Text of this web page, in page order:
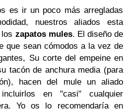
es ir un poco más arregladas
nuestros aliados esta
zapatos mules. El diseño de
que sean cómodos a la vez de
Su corte del empeine en
tacón de anchura media (para
hacen del mule un aliado
en "casi" cualquier
Yo os lo recomendaría en